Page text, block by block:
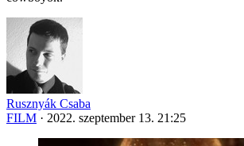
Rusznyák Csaba
FILM · 2022. szeptember 13. 21:25